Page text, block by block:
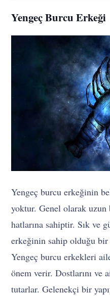
Yengeç Burcu Erkeği
Yengeç burcu erkeğinin
yoktur. Genel olarak
hatlarına sahiptir. Sık ve
erkeğinin sahip olduğu
Yengeç burcu erkekleri
önem verir. Dostlarını ve
tutarlar. Gelenekçi bir